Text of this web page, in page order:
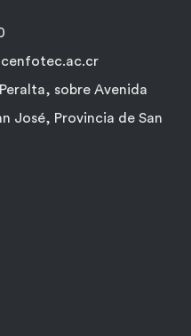
sobre Avenida
José, Provincia de San